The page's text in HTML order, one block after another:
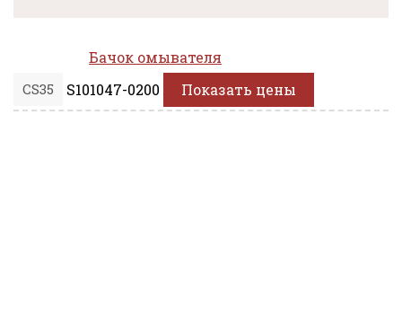
Бачок омывателя
CS35 S101047-0200 Показать цены